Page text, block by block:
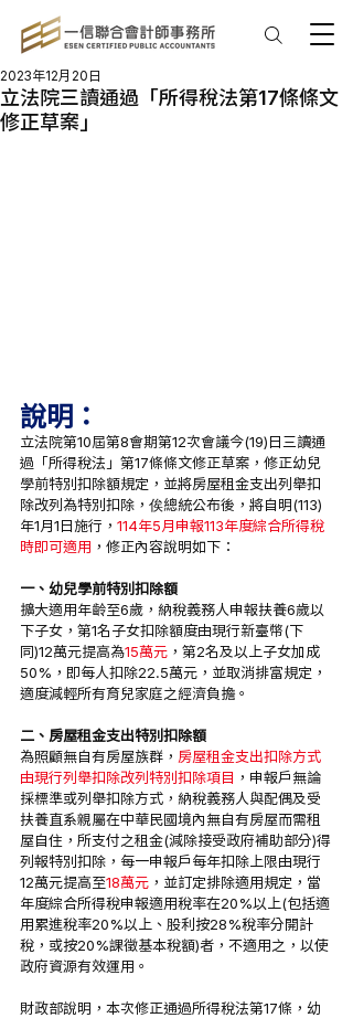
立法院三讀通過「所得稅法第17條條文
修正草案」
2023年12月20日
說明：
立法院第10屆第8會期第12次會議今(19)日三讀通
過「所得稅法」第17條條文修正草案，修正幼兒
學前特別扣除額規定，並將房屋租金支出列舉扣
除改列為特別扣除，俟總統公布後，將自明(113)
年1月1日施行， 114年5月申報113年度綜合所得稅
時即可適用 ，修正內容說明如下：
一、幼兒學前特別扣除額
擴大適用年齡至6歲，納稅義務人申報扶養6歲以
下子女，第1名子女扣除額度由現行新臺幣(下
同)12萬元提高為15萬元 ，第2名及以上子女加成
50%，即每人扣除22.5萬元，並取消排富規定，
適度減輕所有育兒家庭之經濟負擔。
二、房屋租金支出特別扣除額
為照顧無自有房屋族群， 房屋租金支出扣除方式
由現行列舉扣除改列特別扣除項目 ，申報戶無論
採標準或列舉扣除方式，納稅義務人與配偶及受
扶養直系親屬在中華民國境內無自有房屋而需租
屋自住，所支付之租金(減除接受政府補助部分)得
列報特別扣除，每一申報戶每年扣除上限由現行
12萬元提高至18萬元 ，並訂定排除適用規定，當
年度綜合所得稅申報適用稅率在20%以上(包括適
用累進稅率20%以上、股利按28%稅率分開計
稅，或按20%課徵基本稅額)者，不適用之，以使
政府資源有效運用。
財政部說明，本次修正通過所得稅法第17條，幼